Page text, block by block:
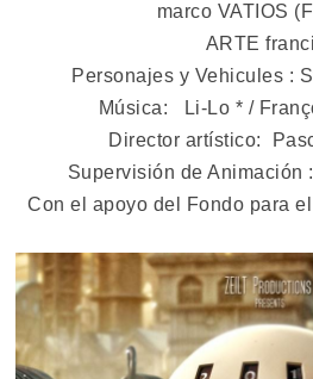
marco VATIOS
ARTE
Personajes y Vehicules :
Música: Li-Lo * /
Director artístico:
Supervisión de Animación
Con el apoyo del Fondo para